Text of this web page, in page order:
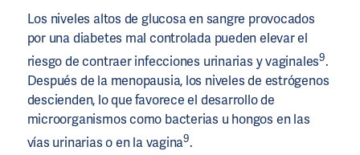
Los niveles altos de glucosa en sangre provocados
por una diabetes mal controlada pueden elevar el
riesgo de contraer infecciones urinarias y vaginales9.
Después de la menopausia, los niveles de estrógenos
descienden, lo que favorece el desarrollo de
microorganismos como bacterias u hongos en las
vías urinarias o en la vagina9.